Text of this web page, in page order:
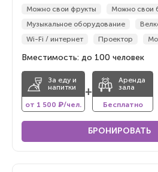
Можно свои фрукты
Можно свои
Музыкальное оборудование
Wi-Fi / интернет
Проектор
Вместимость: до 100 человек
За еду и
напитки
от 1 500 ₽/чел.
+
Аренда
зала
Бесплатно
БРОНИРОВАТЬ